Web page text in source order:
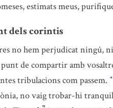
estimats meus,
dels corintis
no hem perjudicat ningú,
de compartir amb
tribulacions com passem. *
no vaig trobar-hi